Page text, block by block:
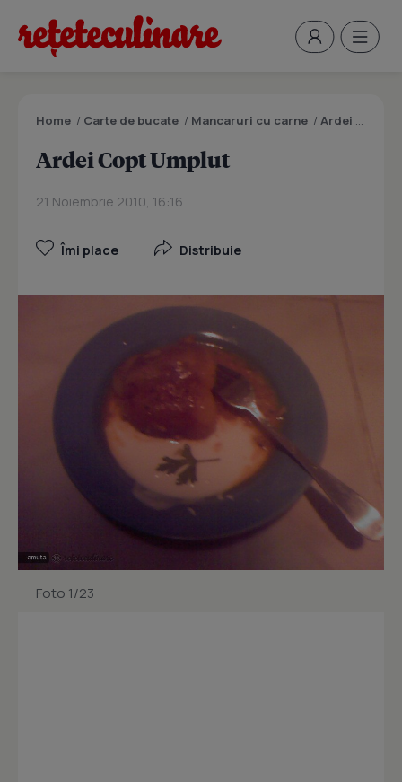
Home / Carte de bucate / Mancaruri cu carne / Ardei Copt Umplut
Ardei Copt Umplut
21 Noiembrie 2010, 16:16
Îmi place Distribuie
Foto 1/23